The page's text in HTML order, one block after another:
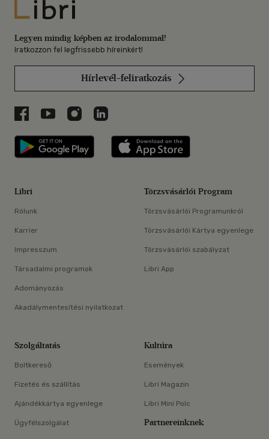
Libri
Legyen mindig képben az irodalommal!
Iratkozzon fel legfrissebb híreinkért!
Hírlevél-feliratkozás
Libri a Facebookon
Libri a Youtube-on
Libri az Instagramon
Libri a LinkedInen
Libri applikáció Szerezd meg: Google
Libri
Rólunk
Karrier
Impresszum
Társadalmi programok
Adományozás
Akadálymentesítési nyilatkozat
Törzsvásárlói Program
Törzsvásárlói Programunkról
Törzsvásárlói Kártya egyenlege
Törzsvásárlói szabályzat
Libri App
Szolgáltatás
Boltkereső
Fizetés és szállítás
Ajándékkártya egyenlege
Ügyfélszolgálat
Kultúra
Események
Libri Magazin
Libri Mini Polc
Partnereinknek